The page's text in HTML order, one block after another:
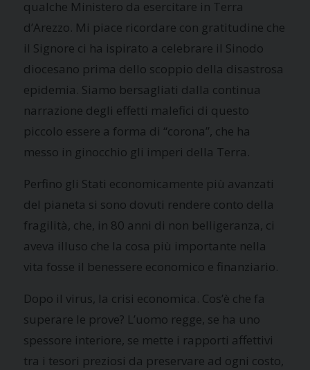
qualche Ministero da esercitare in Terra
d’Arezzo. Mi piace ricordare con gratitudine che
il Signore ci ha ispirato a celebrare il Sinodo
diocesano prima dello scoppio della disastrosa
epidemia. Siamo bersagliati dalla continua
narrazione degli effetti malefici di questo
piccolo essere a forma di “corona”, che ha
messo in ginocchio gli imperi della Terra.
Perfino gli Stati economicamente più avanzati
del pianeta si sono dovuti rendere conto della
fragilità, che, in 80 anni di non belligeranza, ci
aveva illuso che la cosa più importante nella
vita fosse il benessere economico e finanziario.
Dopo il virus, la crisi economica. Cos’è che fa
superare le prove? L’uomo regge, se ha uno
spessore interiore, se mette i rapporti affettivi
tra i tesori preziosi da preservare ad ogni costo,